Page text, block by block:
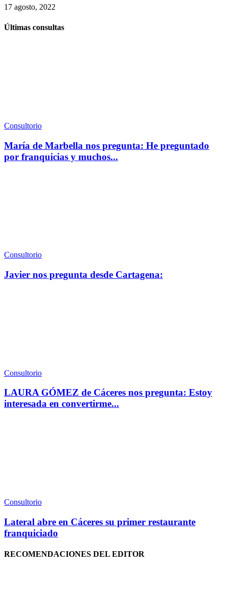
17 agosto, 2022
Últimas consultas
Consultorio
María de Marbella nos pregunta: He preguntado
por franquicias y muchos...
Consultorio
Javier nos pregunta desde Cartagena:
Consultorio
LAURA GÓMEZ de Cáceres nos pregunta: Estoy
interesada en convertirme...
Consultorio
Lateral abre en Cáceres su primer restaurante
franquiciado
RECOMENDACIONES DEL EDITOR